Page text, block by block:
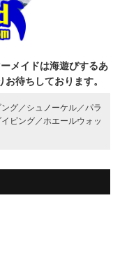
メイドは海遊びするあ
待ちしております。
グ／ シュノーケル／ パラ
ビング／ ホエールウォッ